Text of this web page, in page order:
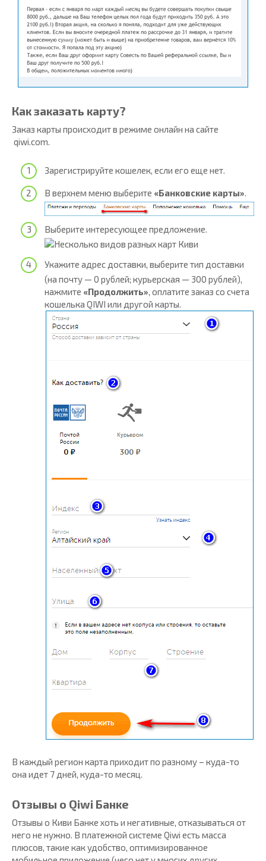
Как заказать карту?
Заказ карты происходит в режиме онлайн на сайте
qiwi.com.
Зарегистрируйте кошелек, если его еще нет.
В верхнем меню выберите «Банковские карты»
Выберите интересующее предложение.
Укажите адрес доставки, выберите тип доставки
(на почту — 0 рублей; курьерская — 300 рублей),
нажмите «Продолжить» , оплатите заказ со счета
кошелька QIWI или другой карты.
В каждый регион карта приходит по разному – куда-то
она идет 7 дней, куда-то месяц.
Отзывы о Qiwi Банке
Отзывы о Киви Банке хоть и негативные, отказываться от
него не нужно. В платежной системе Qiwi есть масса
плюсов, такие как удобство, оптимизированное